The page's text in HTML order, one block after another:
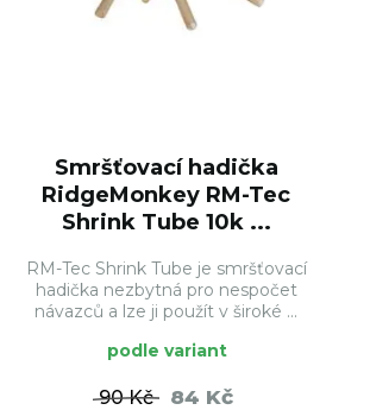
Smršťovací hadička
RidgeMonkey RM-Tec
Shrink Tube 10k ...
RM-Tec Shrink Tube je smršťovací
hadička nezbytná pro nespočet
návazců a lze ji použít v široké ...
podle variant
90 Kč 84 Kč